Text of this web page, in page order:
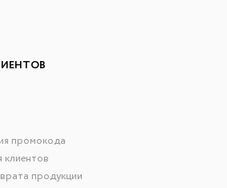
промокода
продукции